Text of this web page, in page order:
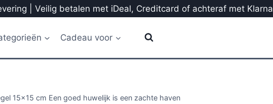
| Veilig betalen met iDeal, Creditcard of achteraf met Klarna
Cadeau voor
15×15 cm Een goed huwelijk is een zachte haven